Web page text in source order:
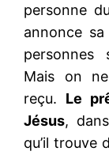
personne
annonce
personnes
Mais on
reçu. Le
Jésus,
qu’il trouve